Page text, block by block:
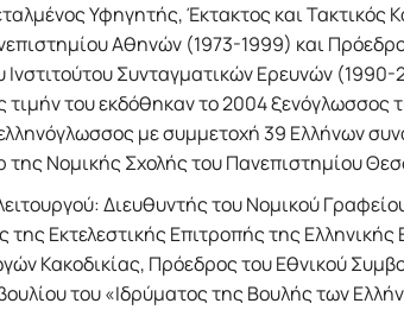
Υφηγητής, Έκτακτος και Τακτικός
Αθηνών (1973-1999) και
Ινστιτούτου Συνταγματικών Ερευνών
του εκδόθηκαν το 2004 ξενόγλωσσος
με συμμετοχή 39 Ελλήνων
Νομικής Σχολής του Πανεπιστημίου
Διευθυντής του Νομικού
Εκτελεστικής Επιτροπής της Ελληνικής
Κακοδικίας, Πρόεδρος του Εθνικού
του «Ιδρύματος της Βουλής των